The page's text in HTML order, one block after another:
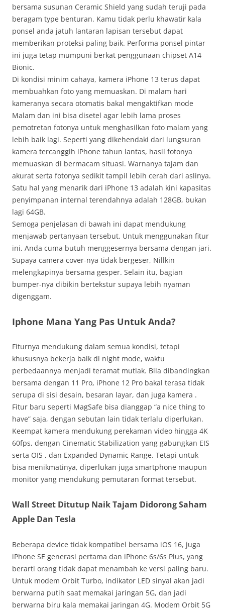
bersama susunan Ceramic Shield yang sudah teruji pada
beragam type benturan. Kamu tidak perlu khawatir kala
ponsel anda jatuh lantaran lapisan tersebut dapat
memberikan proteksi paling baik. Performa ponsel pintar
ini juga tetap mumpuni berkat penggunaan chipset A14
Bionic.
Di kondisi minim cahaya, kamera iPhone 13 terus dapat
membuahkan foto yang memuaskan. Di malam hari
kameranya secara otomatis bakal mengaktifkan mode
Malam dan ini bisa disetel agar lebih lama proses
pemotretan fotonya untuk menghasilkan foto malam yang
lebih baik lagi. Seperti yang dikehendaki dari lungsuran
kamera tercanggih iPhone tahun lantas, hasil fotonya
memuaskan di bermacam situasi. Warnanya tajam dan
akurat serta fotonya sedikit tampil lebih cerah dari aslinya.
Satu hal yang menarik dari iPhone 13 adalah kini kapasitas
penyimpanan internal terendahnya adalah 128GB, bukan
lagi 64GB.
Semoga penjelasan di bawah ini dapat mendukung
menjawab pertanyaan tersebut. Untuk menggunakan fitur
ini, Anda cuma butuh menggesernya bersama dengan jari.
Supaya camera cover-nya tidak bergeser, Nillkin
melengkapinya bersama gesper. Selain itu, bagian
bumper-nya dibikin bertekstur supaya lebih nyaman
digenggam.
Iphone Mana Yang Pas Untuk Anda?
Fiturnya mendukung dalam semua kondisi, tetapi
khususnya bekerja baik di night mode, waktu
perbedaannya menjadi teramat mutlak. Bila dibandingkan
bersama dengan 11 Pro, iPhone 12 Pro bakal terasa tidak
serupa di sisi desain, besaran layar, dan juga kamera .
Fitur baru seperti MagSafe bisa dianggap “a nice thing to
have” saja, dengan sebutan lain tidak terlalu diperlukan.
Keempat kamera mendukung perekaman video hingga 4K
60fps, dengan Cinematic Stabilization yang gabungkan EIS
serta OIS , dan Expanded Dynamic Range. Tetapi untuk
bisa menikmatinya, diperlukan juga smartphone maupun
monitor yang mendukung pemutaran format tersebut.
Wall Street Ditutup Naik Tajam Didorong Saham
Apple Dan Tesla
Beberapa device tidak kompatibel bersama iOS 16, juga
iPhone SE generasi pertama dan iPhone 6s/6s Plus, yang
berarti orang tidak dapat menambah ke versi paling baru.
Untuk modem Orbit Turbo, indikator LED sinyal akan jadi
berwarna putih saat memakai jaringan 5G, dan jadi
berwarna biru kala memakai jaringan 4G. Modem Orbit 5G